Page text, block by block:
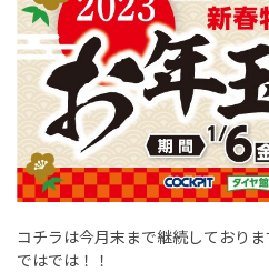
コチラは今月末まで継続しており
ではでは！！